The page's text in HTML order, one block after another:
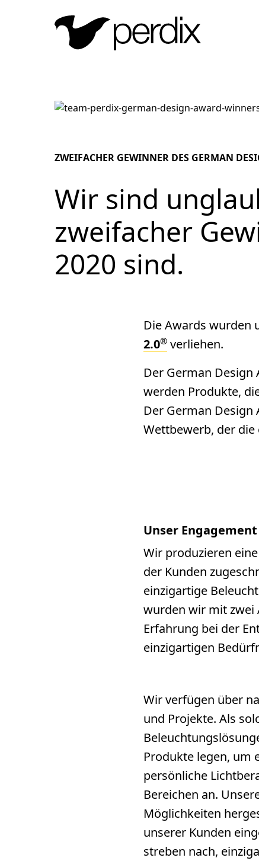
ZWEIFACHER GEWINNER DES GERMAN
Wir sind
zweifacher
2020 sind.
Die Awards wurden
2.0® verliehen.
Der German
werden Produkte,
Der German
Wettbewerb, der
Unser
Wir produzieren
der Kunden
einzigartige
wurden wir mit zwei
Erfahrung bei der
einzigartigen
Wir verfügen über
und Projekte. Als
Produkte legen, um
persönliche
Bereichen an.
Möglichkeiten
unserer Kunden
streben nach,